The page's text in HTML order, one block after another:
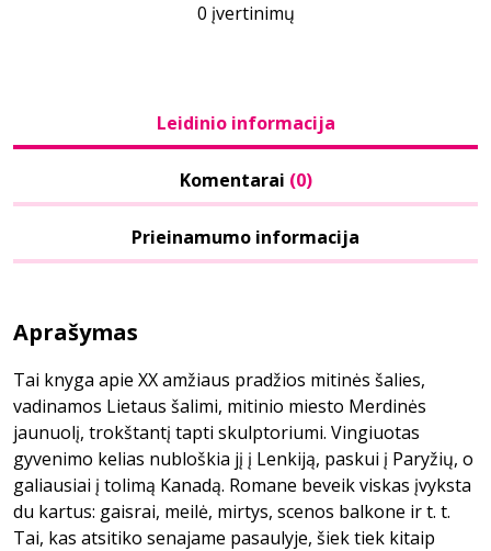
0 įvertinimų
Leidinio informacija
Komentarai (0)
Prieinamumo informacija
Aprašymas
Tai knyga apie XX amžiaus pradžios mitinės šalies,
vadinamos Lietaus šalimi, mitinio miesto Merdinės
jaunuolį, trokštantį tapti skulptoriumi. Vingiuotas
gyvenimo kelias nubloškia jį į Lenkiją, paskui į Paryžių, o
galiausiai į tolimą Kanadą. Romane beveik viskas įvyksta
du kartus: gaisrai, meilė, mirtys, scenos balkone ir t. t.
Tai, kas atsitiko senajame pasaulyje, šiek tiek kitaip